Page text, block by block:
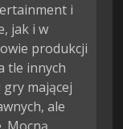
i
jak i w
produkcji
tle innych
mającej
ale